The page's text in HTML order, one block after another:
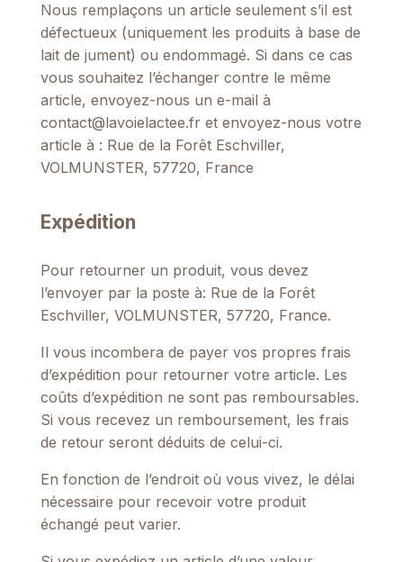
Nous remplaçons un article seulement s’il est
défectueux (uniquement les produits à base de
lait de jument) ou endommagé. Si dans ce cas
vous souhaitez l’échanger contre le même
article, envoyez-nous un e-mail à
contact@lavoielactee.fr et envoyez-nous votre
article à : Rue de la Forêt Eschviller,
VOLMUNSTER, 57720, France
Expédition
Pour retourner un produit, vous devez
l’envoyer par la poste à: Rue de la Forêt
Eschviller, VOLMUNSTER, 57720, France.
Il vous incombera de payer vos propres frais
d’expédition pour retourner votre article. Les
coûts d’expédition ne sont pas remboursables.
Si vous recevez un remboursement, les frais
de retour seront déduits de celui-ci.
En fonction de l’endroit où vous vivez, le délai
nécessaire pour recevoir votre produit
échangé peut varier.